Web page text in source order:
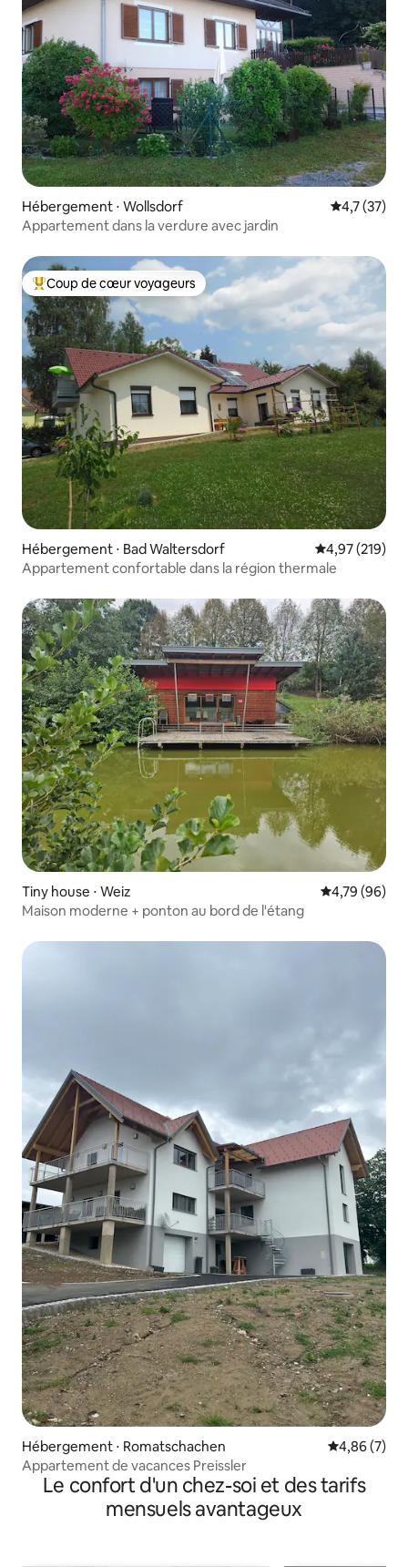
Hébergement ⋅ Wollsdorf Évaluation
4,7 (37)
Appartement dans la verdure avec jardin
Coups de cœur voyageurs les plus appréciés
Coup de cœur voyageurs
Hébergement ⋅ Bad Waltersdorf Évaluation
4,97 (219)
Appartement confortable dans la région thermale
Tiny house ⋅ Weiz Évaluation
4,79 (96)
Maison moderne + ponton au bord de l'étang
Hébergement ⋅ Romatschachen Évaluation
4,86 (7)
Appartement de vacances Preissler
Le confort d'un chez-soi et des tarifs
mensuels avantageux